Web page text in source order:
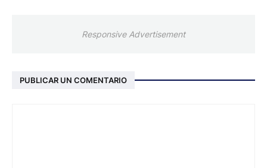
Responsive Advertisement
PUBLICAR UN COMENTARIO